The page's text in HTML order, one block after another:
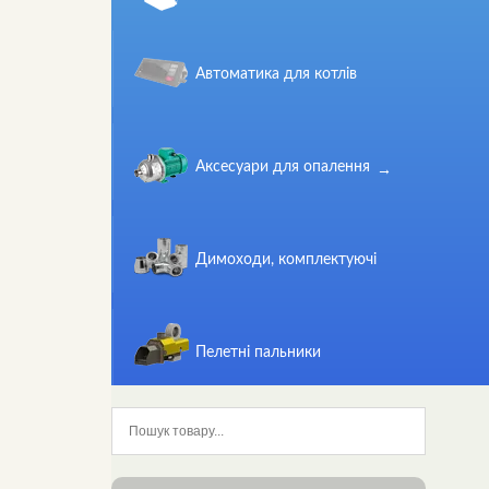
Автоматика для котлів
Аксесуари для опалення
Димоходи, комплектуючі
Пелетні пальники